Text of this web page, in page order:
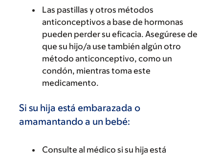
Las pastillas y otros métodos
anticonceptivos a base de hormonas
pueden perder su eficacia. Asegúrese de
que su hijo/a use también algún otro
método anticonceptivo, como un
condón, mientras toma este
medicamento.
Si su hija está embarazada o
amamantando a un bebé:
Consulte al médico si su hija está